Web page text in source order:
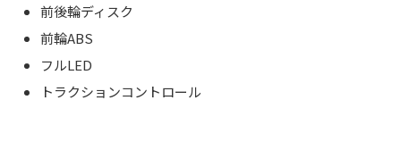
前後輪ディスク
前輪ABS
フルLED
トラクションコントロール